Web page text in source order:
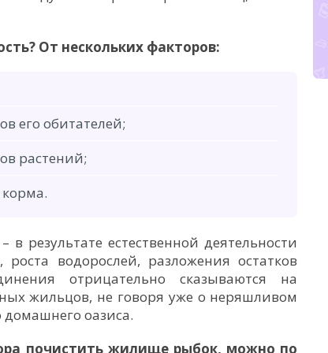
От нескольких факторов:
его обитателей;
растений;
в результате естественной деятельности
водорослей, разложения остатков
отрицательно сказываются на
жильцов, не говоря уже о неряшливом
оазиса.
почистить жилище рыбок, можно по